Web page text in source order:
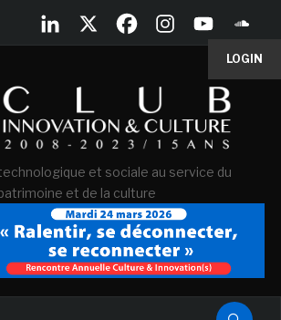
LOGIN
et sociale au service du
et de la culture